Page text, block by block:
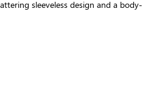
sleeveless design and a body-